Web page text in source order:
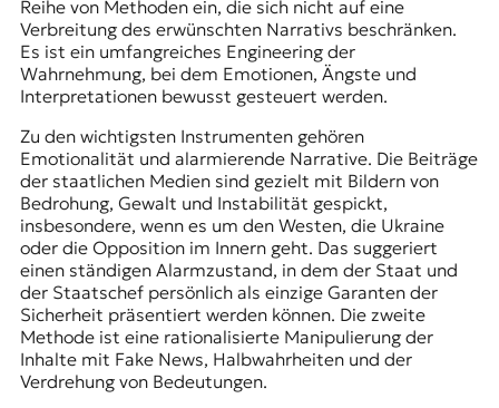
Reihe von Methoden ein, die sich nicht auf eine
Verbreitung des erwünschten Narrativs beschränken.
Es ist ein umfangreiches Engineering der
Wahrnehmung, bei dem Emotionen, Ängste und
Interpretationen bewusst gesteuert werden.
Zu den wichtigsten Instrumenten gehören
Emotionalität und alarmierende Narrative. Die Beiträge
der staatlichen Medien sind gezielt mit Bildern von
Bedrohung, Gewalt und Instabilität gespickt,
insbesondere, wenn es um den Westen, die Ukraine
oder die Opposition im Innern geht. Das suggeriert
einen ständigen Alarmzustand, in dem der Staat und
der Staatschef persönlich als einzige Garanten der
Sicherheit präsentiert werden können. Die zweite
Methode ist eine rationalisierte Manipulierung der
Inhalte mit Fake News, Halbwahrheiten und der
Verdrehung von Bedeutungen.